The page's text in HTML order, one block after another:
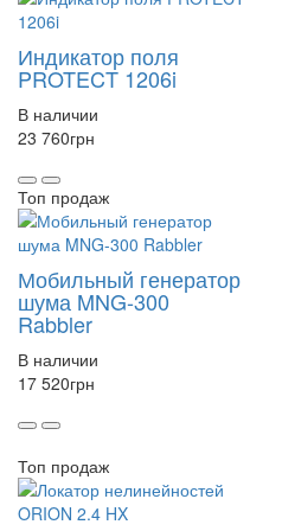
Индикатор поля
PROTECT 1206i
В наличии
23 760грн
Топ продаж
Мобильный генератор
шума MNG-300
Rabbler
В наличии
17 520грн
Топ продаж